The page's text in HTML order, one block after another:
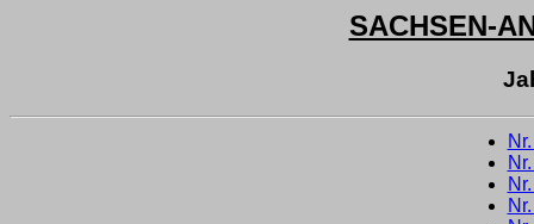
SACHSEN-